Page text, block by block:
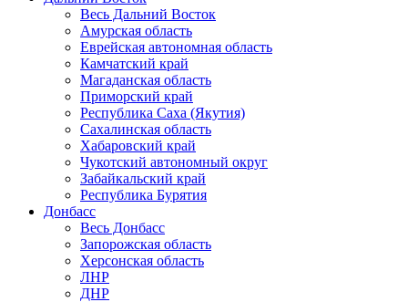
Весь Дальний Восток
Амурская область
Еврейская автономная область
Камчатский край
Магаданская область
Приморский край
Республика Саха (Якутия)
Сахалинская область
Хабаровский край
Чукотский автономный округ
Забайкальский край
Республика Бурятия
Донбасс
Весь Донбасс
Запорожская область
Херсонская область
ЛНР
ДНР